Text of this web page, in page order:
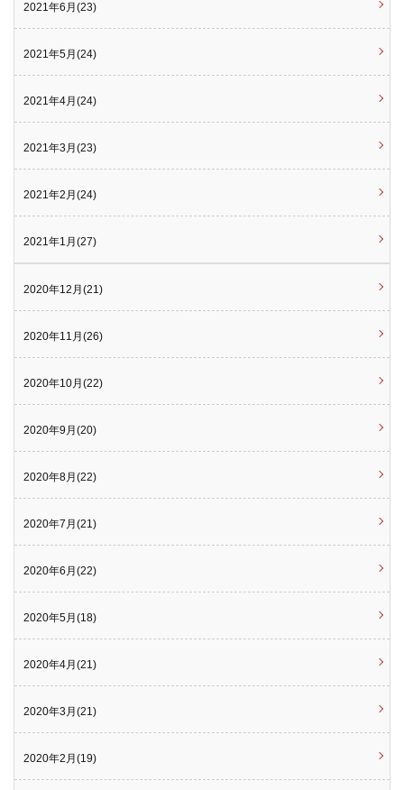
2021年6月(23)
2021年5月(24)
2021年4月(24)
2021年3月(23)
2021年2月(24)
2021年1月(27)
2020年12月(21)
2020年11月(26)
2020年10月(22)
2020年9月(20)
2020年8月(22)
2020年7月(21)
2020年6月(22)
2020年5月(18)
2020年4月(21)
2020年3月(21)
2020年2月(19)